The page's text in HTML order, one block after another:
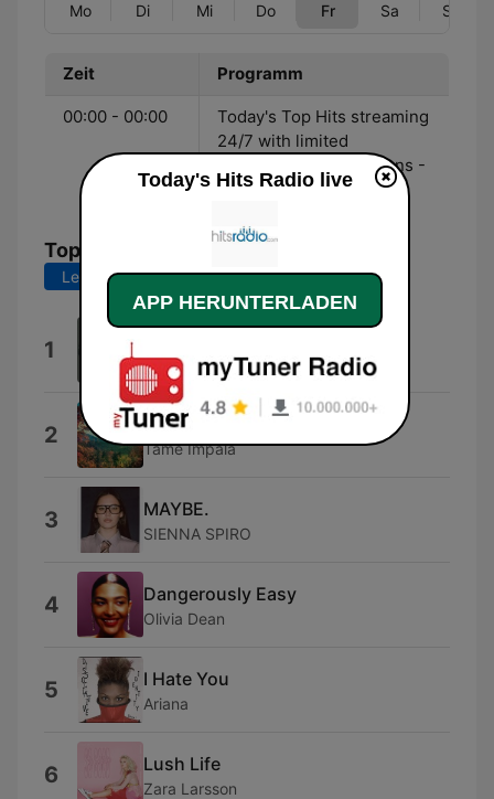
Mo Di Mi Do Fr Sa So
Zeit Programm
00:00 - 00:00
Today's Top Hits streaming
24/7 with limited
commercial interruptions -
Hitsradio.com
Top-Songs
Letzte 7 Tage Letzte 30 Tage
1 Petter Larsson
2 Lucidity
Tame Impala
3 MAYBE.
SIENNA SPIRO
4 Dangerously Easy
Olivia Dean
5 I Hate You
Ariana
6 Lush Life
Zara Larsson
Today's Hits Radio live
APP HERUNTERLADEN